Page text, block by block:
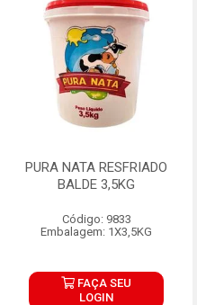
PURA NATA RESFRIADO
BALDE 3,5KG
Código: 9833
Embalagem: 1X3,5KG
FAÇA SEU
LOGIN